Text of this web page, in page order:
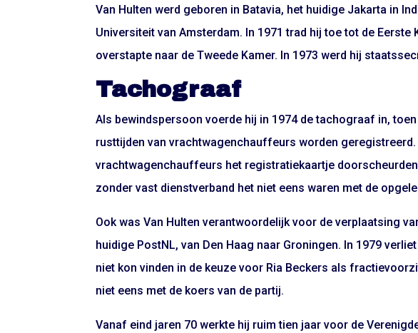
Van Hulten werd geboren in Batavia, het huidige Jakarta in
Universiteit van Amsterdam. In 1971 trad hij toe tot de
overstapte naar de Tweede Kamer. In 1973 werd hij
Tachograaf
Als bewindspersoon voerde hij in 1974 de tachograaf in,
rusttijden van vrachtwagenchauffeurs worden
vrachtwagenchauffeurs het registratiekaartje
zonder vast dienstverband het niet eens waren met de
Ook was Van Hulten verantwoordelijk voor de verplaatsing
huidige PostNL, van Den Haag naar Groningen. In 1979
niet kon vinden in de keuze voor Ria Beckers als
niet eens met de koers van de partij.
Vanaf eind jaren 70 werkte hij ruim tien jaar voor de